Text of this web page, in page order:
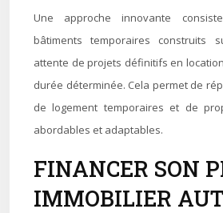
Une approche innovante
bâtiments temporaires construits
attente de projets définitifs en
durée déterminée. Cela permet de
de logement temporaires et de
abordables et adaptables.
FINANCER SON
IMMOBILIER